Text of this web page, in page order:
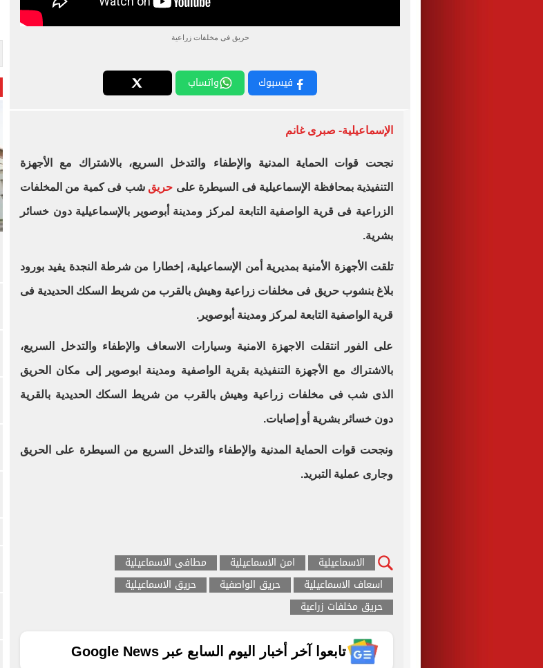
حريق فى مخلفات زراعية
فيسبوك واتساب
الإسماعيلية- صبرى غانم
نجحت قوات الحماية المدنية والإطفاء والتدخل السريع، بالاشتراك مع الأجهزة
التنفيذية بمحافظة الإسماعيلية فى السيطرة على حريقشب فى كمية من المخلفات
الزراعية فى قرية الواصفية التابعة لمركز ومدينة أبوصوير بالإسماعيلية دون خسائر
بشرية.
تلقت الأجهزة الأمنية بمديرية أمن الإسماعيلية، إخطارا من شرطة النجدة يفيد بورود
بلاغ بنشوب حريق فى مخلفات زراعية وهيش بالقرب من شريط السكك الحديدية فى
قرية الواصفية التابعة لمركز ومدينة أبوصوير.
على الفور انتقلت الاجهزة الامنية وسيارات الاسعاف والإطفاء والتدخل السريع،
بالاشتراك مع الأجهزة التنفيذية بقرية الواصفية ومدينة ابوصوير إلى مكان الحريق
الذى شب فى مخلفات زراعية وهيش بالقرب من شريط السكك الحديدية بالقرية
دون خسائر بشرية أو إصابات.
ونجحت قوات الحماية المدنية والإطفاء والتدخل السريع من السيطرة على الحريق
وجارى عملية التبريد.
الاسماعيلية امن الاسماعيلية
مطافى الاسماعيلية
اسعاف الاسماعيلية
حريق الواصفية
حريق الاسماعيلية
حريق مخلفات زراعية
تابعوا آخر أخبار اليوم السابع عبر Google News